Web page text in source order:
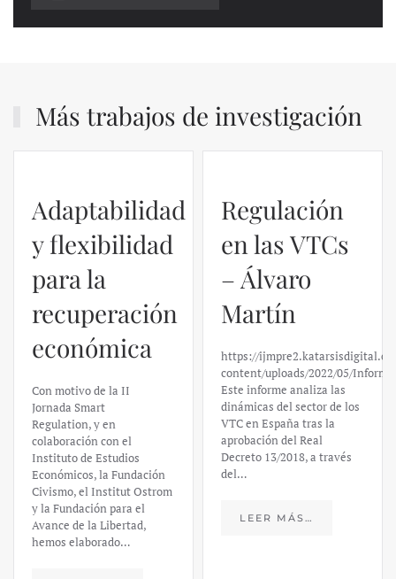
Más trabajos de investigación
Adaptabilidad
y flexibilidad
para la
recuperación
económica
Con motivo de la II
Jornada Smart
Regulation, y en
colaboración con el
Instituto de Estudios
Económicos, la Fundación
Civismo, el Institut Ostrom
y la Fundación para el
Avance de la Libertad,
hemos elaborado…
Regulación
en las VTCs
– Álvaro
Martín
https://
content/uploads/2022/05/
Este informe analiza las
dinámicas del sector de los
VTC en España tras la
aprobación del Real
Decreto 13/2018, a través
del…
LEER MÁS…